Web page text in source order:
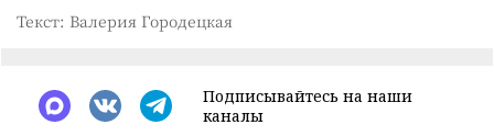
Текст: Валерия Городецкая
Подписывайтесь на наши
каналы